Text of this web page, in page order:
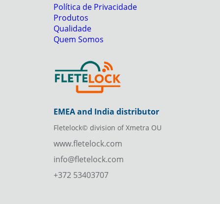
Política de Privacidade
Produtos
Qualidade
Quem Somos
EMEA and India distributor
Fletelock© division of Xmetra OU
www.fletelock.com
info@fletelock.com
+372 53403707